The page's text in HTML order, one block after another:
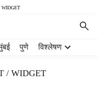
WIDGET
पुणे विश्लेषण
/ WIDGET